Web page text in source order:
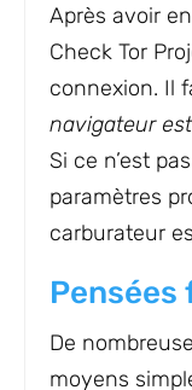
Après avoir
Check Tor
connexion. Il
navigateur
Si ce n’est
paramètres
carburateur
Pensées
De
moyens